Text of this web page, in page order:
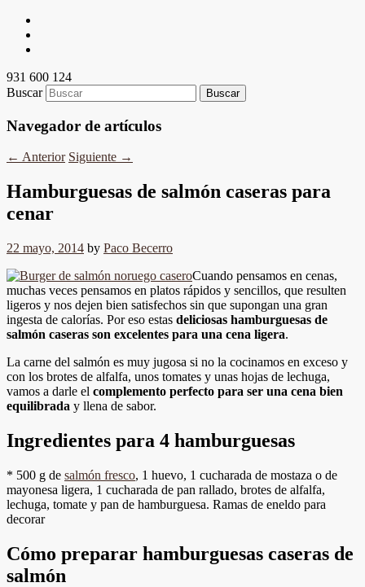
931 600 124
Buscar
Navegador de artículos
← Anterior Siguiente →
Hamburguesas de salmón caseras para
cenar
22 mayo, 2014 by Paco Becerro
Cuando pensamos en cenas,
muchas veces pensamos en platos rápidos y sencillos, que resulten
ligeros y nos dejen bien satisfechos sin que supongan una gran
ingesta de calorías. Por eso estas deliciosas hamburguesas de
salmón caseras son excelentes para una cena ligera.
La carne del salmón es muy jugosa si no la cocinamos en exceso y
con los brotes de alfalfa, unos tomates y unas hojas de lechuga,
vamos a darle el complemento perfecto para ser una cena bien
equilibrada y llena de sabor.
Ingredientes para 4 hamburguesas
* 500 g de salmón fresco, 1 huevo, 1 cucharada de mostaza o de
mayonesa ligera, 1 cucharada de pan rallado, brotes de alfalfa,
lechuga, tomate y pan de hamburguesa. Ramas de eneldo para
decorar
Cómo preparar hamburguesas caseras de
salmón